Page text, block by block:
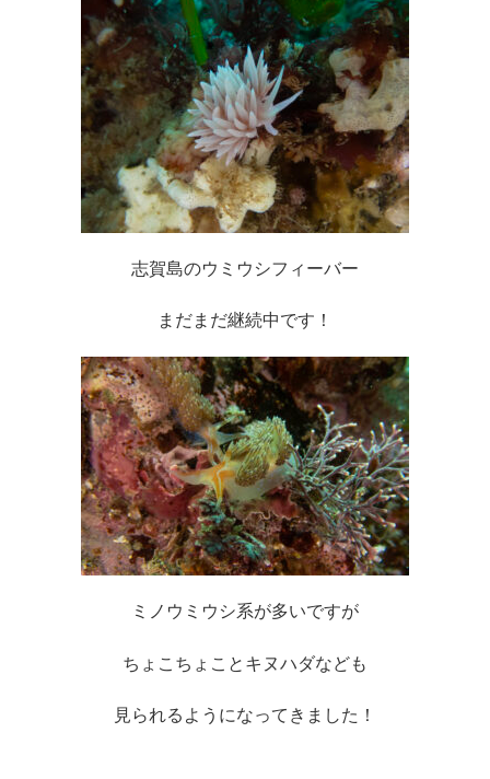
志賀島のウミウシフィーバー
まだまだ継続中です！
ミノウミウシ系が多いですが
ちょこちょことキヌハダなども
見られるようになってきました！